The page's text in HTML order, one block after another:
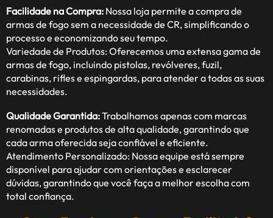
Facilidade na Compra: Nossa loja permite a compra de
armas de fogo sem a necessidade de CR, simplificando o
processo e economizando seu tempo.
Variedade de Produtos: Oferecemos uma extensa gama de
armas de fogo, incluindo pistolas, revólveres, fuzil,
carabinas, rifles e espingardas, para atender a todas as suas
necessidades.
Qualidade Garantida:Trabalhamos apenas com marcas
renomadas e produtos de alta qualidade, garantindo que
cada arma oferecida seja confiável e eficiente.
Atendimento Personalizado: Nossa equipe está sempre
disponível para ajudar com orientações e esclarecer
dúvidas, garantindo que você faça a melhor escolha com
total confiança.